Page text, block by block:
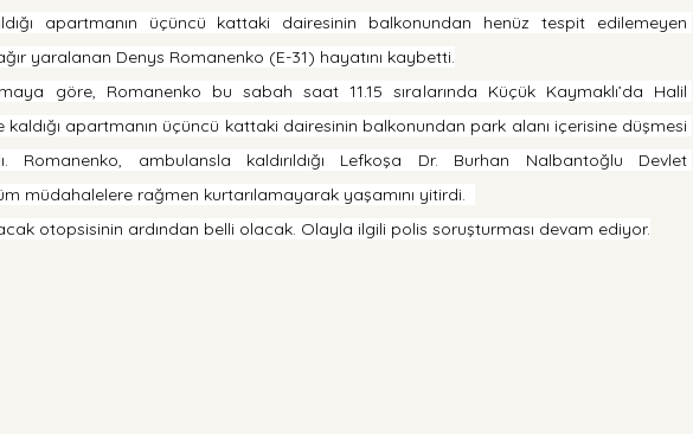
apartmanın üçüncü kattaki dairesinin balkonundan henüz tespit edilemeyen
yaralanan Denys Romanenko (E-31) hayatını kaybetti.
göre, Romanenko bu sabah saat 11.15 sıralarında Küçük Kaymaklı’da Halil
kaldığı apartmanın üçüncü kattaki dairesinin balkonundan park alanı içerisine düşmesi
Romanenko, ambulansla kaldırıldığı Lefkoşa Dr. Burhan Nalbantoğlu Devlet
müdahalelere rağmen kurtarılamayarak yaşamını yitirdi.
otopsisinin ardından belli olacak. Olayla ilgili polis soruşturması devam ediyor.